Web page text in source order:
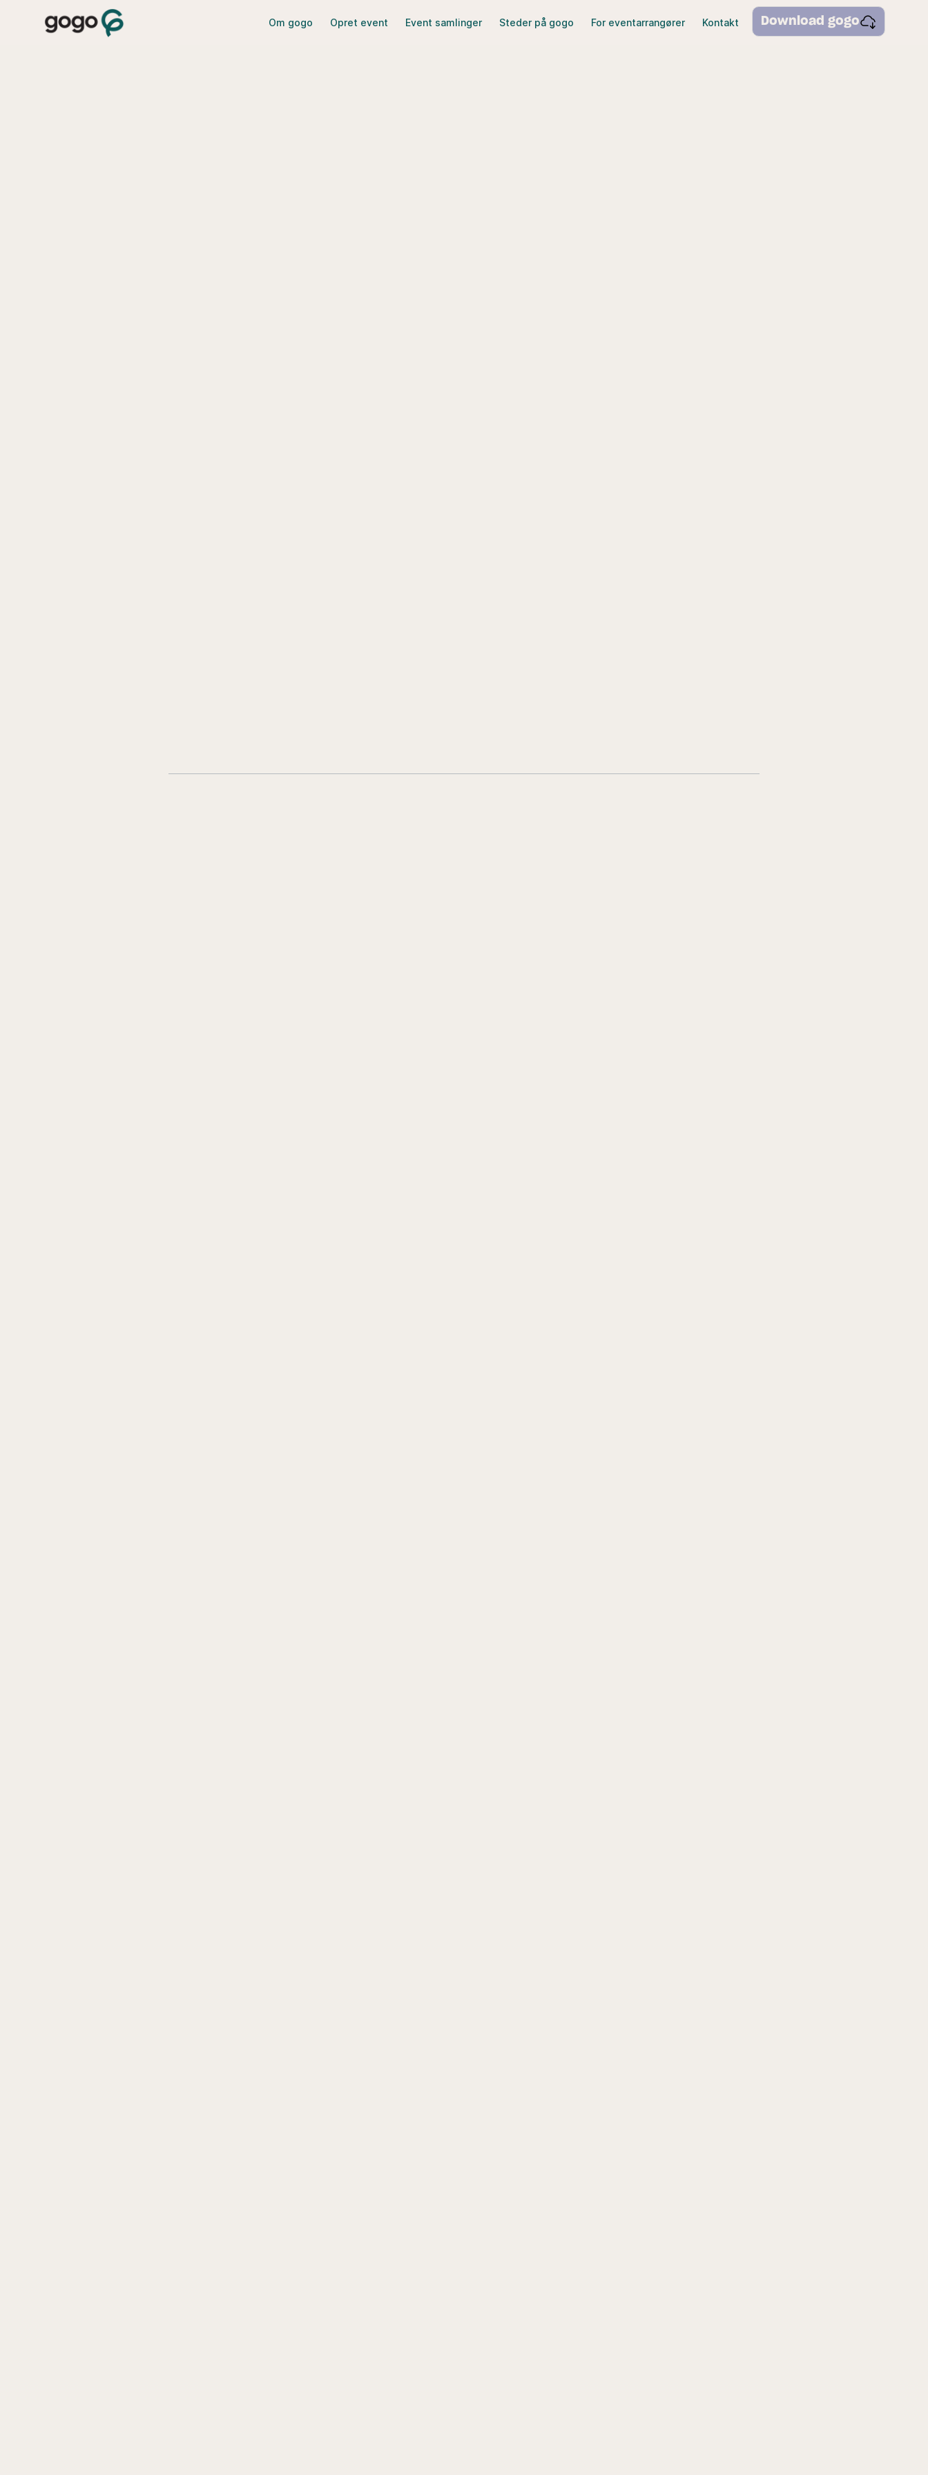
Om gogo Opret event Event samlinger Steder på gogo For eventarrangører Kontakt Download gogo